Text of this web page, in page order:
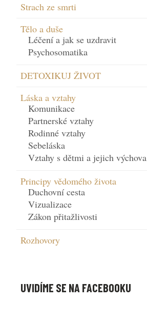
Strach ze smrti
Tělo a duše
Léčení a jak se uzdravit
Psychosomatika
DETOXIKUJ ŽIVOT
Láska a vztahy
Komunikace
Partnerské vztahy
Rodinné vztahy
Sebeláska
Vztahy s dětmi a jejich výchova
Principy vědomého života
Duchovní cesta
Vizualizace
Zákon přitažlivosti
Rozhovory
UVIDÍME SE NA FACEBOOKU